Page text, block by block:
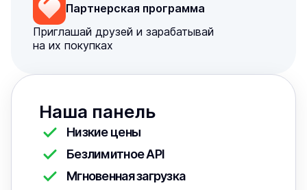
Партнерская программа
Приглашай друзей и зарабатывай
на их покупках
Наша панель
Низкие цены
Безлимитное API
Мгновенная загрузка